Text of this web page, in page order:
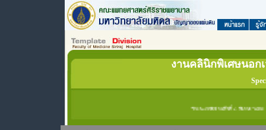
งานคลินิกพิเศษนอก
วันพฤหัสบดีที่ 6 สิงหาคม